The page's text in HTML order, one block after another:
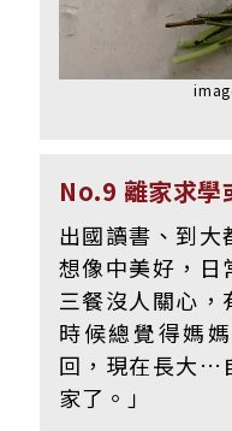
No.9 離家求學
出國讀書、到大
想像中美好，日
三餐沒人關心，
時候總覺得媽
回，現在長大…
家了。」